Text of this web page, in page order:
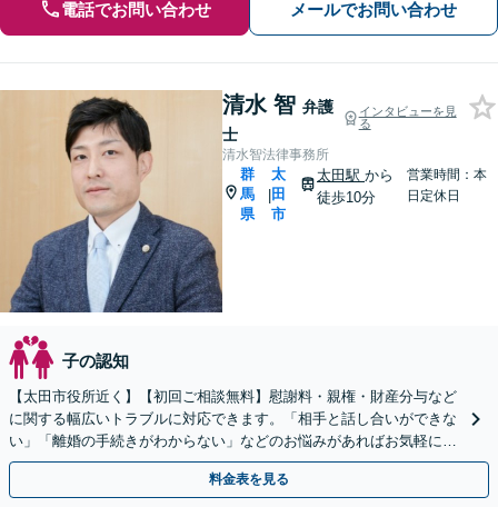
電話でお問い合わせ メールでお問い合わせ
清水 智 弁護
士
インタビューを見
る
清水智法律事務所
群
馬
県
|
太
田
市
太田駅 から
徒歩10分
営業時間：本
日定休日
子の認知
【太田市役所近く】【初回ご相談無料】慰謝料・親権・財産分与など
に関する幅広いトラブルに対応できます。「相手と話し合いができな
い」「離婚の手続きがわからない」などのお悩みがあればお気軽にご
相談を。親身になって対応します【休日の対応可能】
料金表を見る